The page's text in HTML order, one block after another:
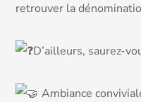
retrouver la
D’ailleurs, saurez-
Ambiance